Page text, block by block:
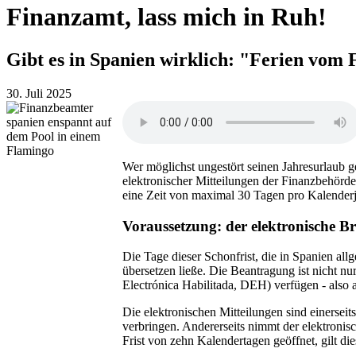
Finanzamt, lass mich in Ruh!
Gibt es in Spanien wirklich: "Ferien vom
30. Juli 2025
Wer möglichst ungestört seinen
elektronischer Mitteilungen der
eine Zeit von maximal 30 Tagen pro
Voraussetzung: der elektronische
Die Tage dieser Schonfrist, die in Spanien
übersetzen ließe. Die Beantragung ist nicht
Electrónica Habilitada, DEH) verfügen - also
Die elektronischen Mitteilungen sind
verbringen. Andererseits nimmt der
Frist von zehn Kalendertagen geöffnet, gilt